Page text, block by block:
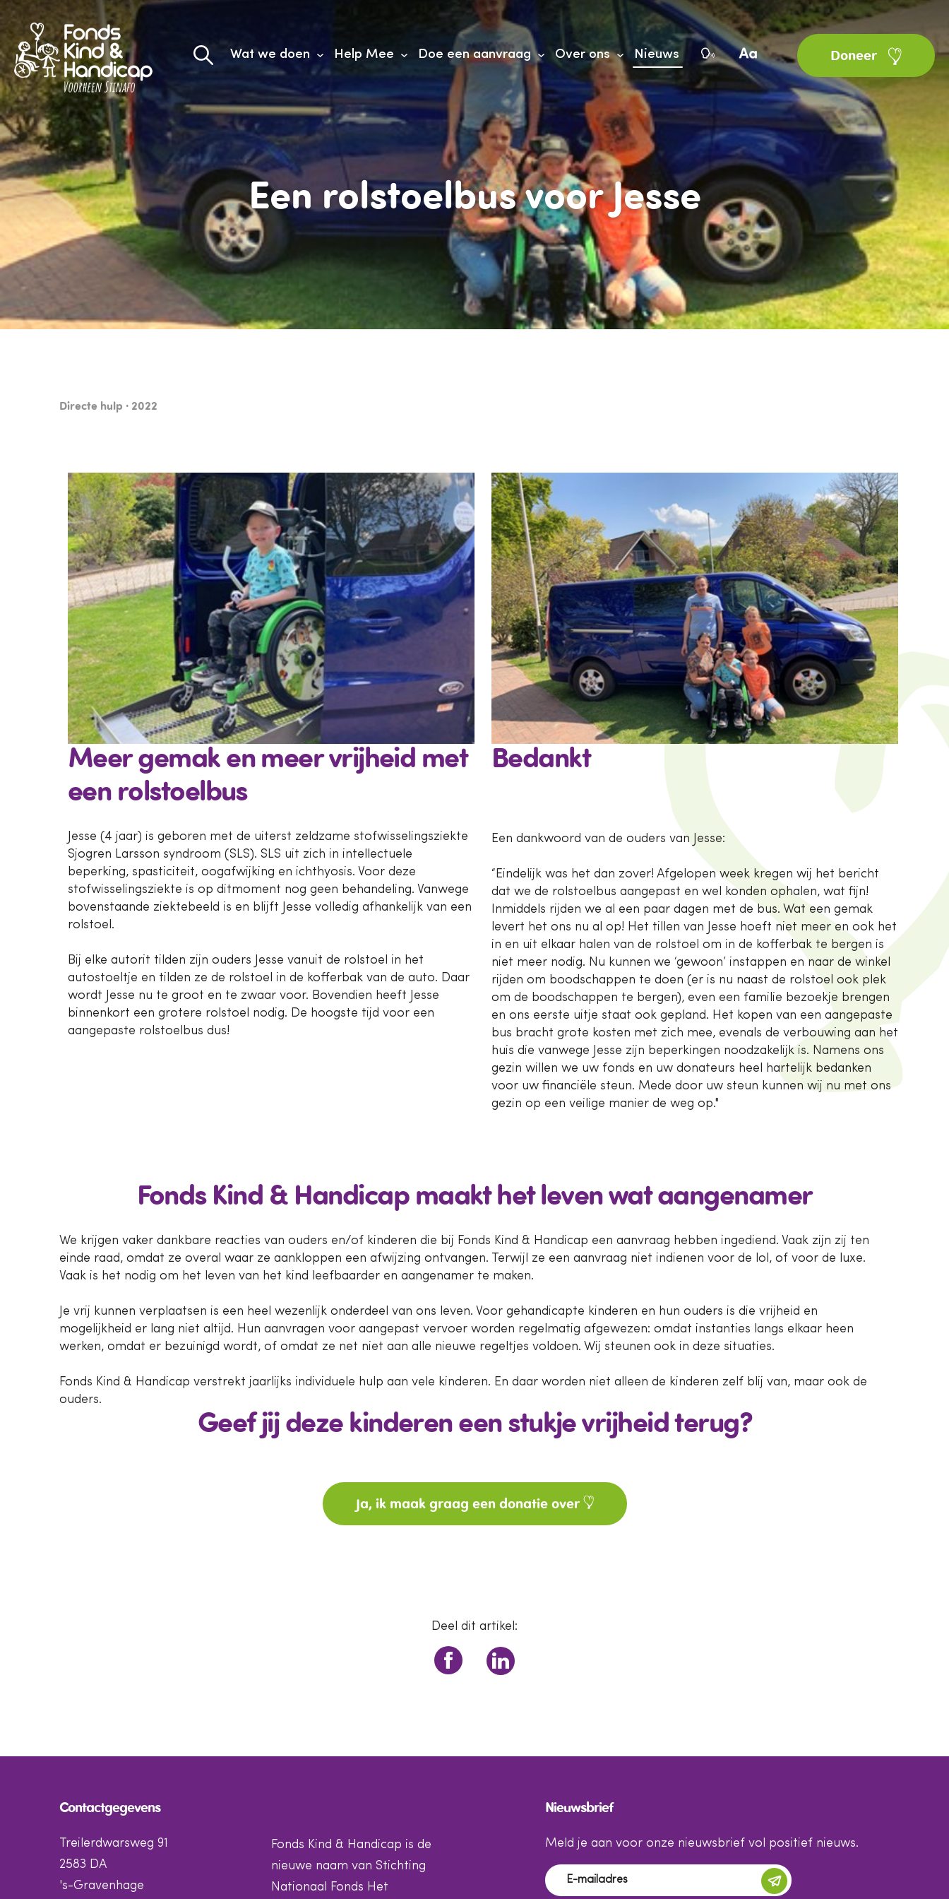
Wat we doen Help Mee Doe een aanvraag Over ons Nieuws Doneer
Een rolstoelbus voor Jesse
Directe hulp · 2022
Meer gemak en meer vrijheid met
een rolstoelbus
Jesse (4 jaar) is geboren met de uiterst zeldzame stofwisselingsziekte
Sjogren Larsson syndroom (SLS). SLS uit zich in intellectuele
beperking, spasticiteit, oogafwijking en ichthyosis. Voor deze
stofwisselingsziekte is op ditmoment nog geen behandeling. Vanwege
bovenstaande ziektebeeld is en blijft Jesse volledig afhankelijk van een
rolstoel.
Bij elke autorit tilden zijn ouders Jesse vanuit de rolstoel in het
autostoeltje en tilden ze de rolstoel in de kofferbak van de auto. Daar
wordt Jesse nu te groot en te zwaar voor. Bovendien heeft Jesse
binnenkort een grotere rolstoel nodig. De hoogste tijd voor een
aangepaste rolstoelbus dus!
Bedankt
Een dankwoord van de ouders van Jesse:
“Eindelijk was het dan zover! Afgelopen week kregen wij het bericht
dat we de rolstoelbus aangepast en wel konden ophalen, wat fijn!
Inmiddels rijden we al een paar dagen met de bus. Wat een gemak
levert het ons nu al op! Het tillen van Jesse hoeft niet meer en ook het
in en uit elkaar halen van de rolstoel om in de kofferbak te bergen is
niet meer nodig. Nu kunnen we ‘gewoon’ instappen en naar de winkel
rijden om boodschappen te doen (er is nu naast de rolstoel ook plek
om de boodschappen te bergen), even een familie bezoekje brengen
en ons eerste uitje staat ook gepland. Het kopen van een aangepaste
bus bracht grote kosten met zich mee, evenals de verbouwing aan het
huis die vanwege Jesse zijn beperkingen noodzakelijk is. Namens ons
gezin willen we uw fonds en uw donateurs heel hartelijk bedanken
voor uw financiële steun. Mede door uw steun kunnen wij nu met ons
gezin op een veilige manier de weg op."
Fonds Kind & Handicap maakt het leven wat aangenamer
We krijgen vaker dankbare reacties van ouders en/of kinderen die bij Fonds Kind & Handicap een aanvraag hebben ingediend. Vaak zijn zij ten
einde raad, omdat ze overal waar ze aankloppen een afwijzing ontvangen. Terwijl ze een aanvraag niet indienen voor de lol, of voor de luxe.
Vaak is het nodig om het leven van het kind leefbaarder en aangenamer te maken.
Je vrij kunnen verplaatsen is een heel wezenlijk onderdeel van ons leven. Voor gehandicapte kinderen en hun ouders is die vrijheid en
mogelijkheid er lang niet altijd. Hun aanvragen voor aangepast vervoer worden regelmatig afgewezen: omdat instanties langs elkaar heen
werken, omdat er bezuinigd wordt, of omdat ze net niet aan alle nieuwe regeltjes voldoen. Wij steunen ook in deze situaties.
Fonds Kind & Handicap verstrekt jaarlijks individuele hulp aan vele kinderen. En daar worden niet alleen de kinderen zelf blij van, maar ook de
ouders.
Geef jij deze kinderen een stukje vrijheid terug?
Ja, ik maak graag een donatie over
Deel dit artikel:
Contactgegevens
Treilerdwarsweg 91
2583 DA
's-Gravenhage
Fonds Kind & Handicap is de
nieuwe naam van Stichting
Nationaal Fonds Het
Nieuwsbrief
Meld je aan voor onze nieuwsbrief vol positief nieuws.